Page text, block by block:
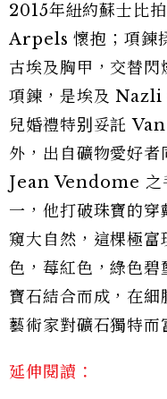
2015年紐約蘇士比
Arpels 懷抱；項鍊
古埃及胸甲，交替
項鍊，是埃及 Nazli
兒婚禮特别妥託
外，出自礦物愛好
Jean Vendome 之
一，他打破珠寶的
窺大自然，這棵極
色，莓紅色，綠色碧
寶石結合而成，在
藝術家對礦石獨特而
延伸閱讀：